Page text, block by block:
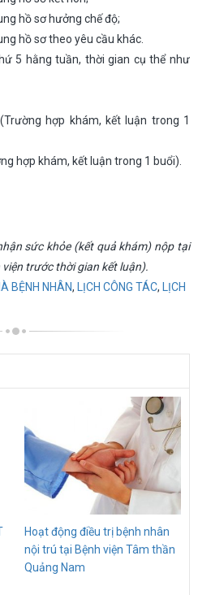
hồ sơ hưởng chế độ;
hồ sơ theo yêu cầu khác.
5 hằng tuần, thời gian cụ thể như
hợp khám, kết luận trong 1
hợp khám, kết luận trong 1 buổi).
sức khỏe (kết quả khám) nộp tại
trước thời gian kết luận).
BỆNH NHÂN, LỊCH CÔNG TÁC,
LỊCH
Hoạt động điều trị bệnh nhân
nội trú tại Bệnh viện Tâm thần
Quảng Nam